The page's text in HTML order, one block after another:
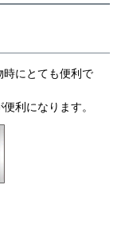
にとても便利で
利になります。